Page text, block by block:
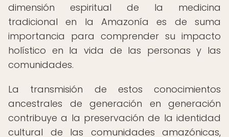
dimensión espiritual de la medicina
tradicional en la Amazonía es de suma
importancia para comprender su impacto
holístico en la vida de las personas y las
comunidades.
La transmisión de estos conocimientos
ancestrales de generación en generación
contribuye a la preservación de la identidad
cultural de las comunidades amazónicas,